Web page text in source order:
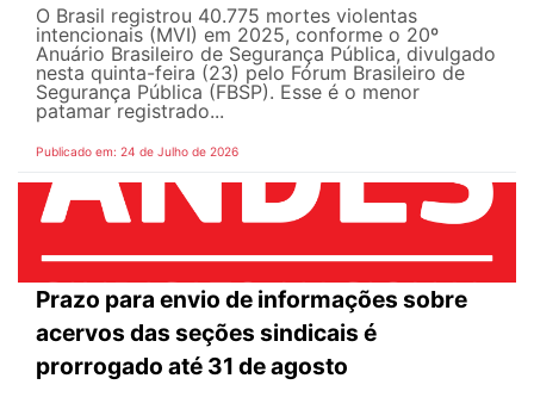
O Brasil registrou 40.775 mortes violentas
intencionais (MVI) em 2025, conforme o 20º
Anuário Brasileiro de Segurança Pública, divulgado
nesta quinta-feira (23) pelo Fórum Brasileiro de
Segurança Pública (FBSP). Esse é o menor
patamar registrado...
Publicado em: 24 de Julho de 2026
Prazo para envio de informações sobre
acervos das seções sindicais é
prorrogado até 31 de agosto